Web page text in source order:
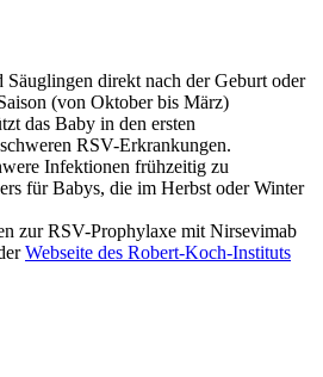
direkt nach der Geburt oder
(von Oktober bis März)
das Baby in den ersten
RSV-Erkrankungen.
Infektionen frühzeitig zu
für Babys, die im Herbst oder Winter
zur RSV-Prophylaxe mit Nirsevimab
Webseite des Robert-Koch-Instituts